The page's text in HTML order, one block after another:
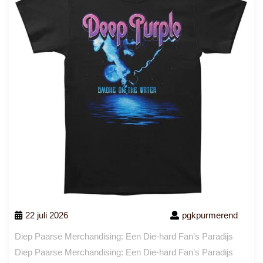
22 juli 2026 pgkpurmerend
Diep Paarse Merchandising: Een Die-hard Fan’s Paradijs
Diep Paarse Merchandising: Een Die-hard Fan’s Paradijs